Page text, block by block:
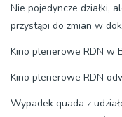
Nie pojedyncze działki,
przystąpi do zmian w
Kino plenerowe RDN w
Kino plenerowe RDN
Wypadek quada z